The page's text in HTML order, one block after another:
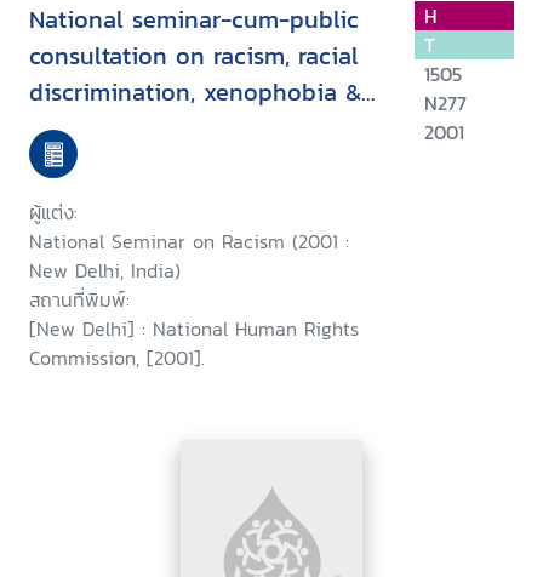
National seminar-cum-public
consultation on racism, racial
discrimination, xenophobia &
related intolerance, held at
New Delhi on 11 August, 2001 :
a report
ผู้แต่ง:
National Seminar on Racism (2001 :
New Delhi, India)
สถานที่พิมพ์:
[New Delhi] : National Human Rights
Commission, [2001].
H
T
1505
N277
2001